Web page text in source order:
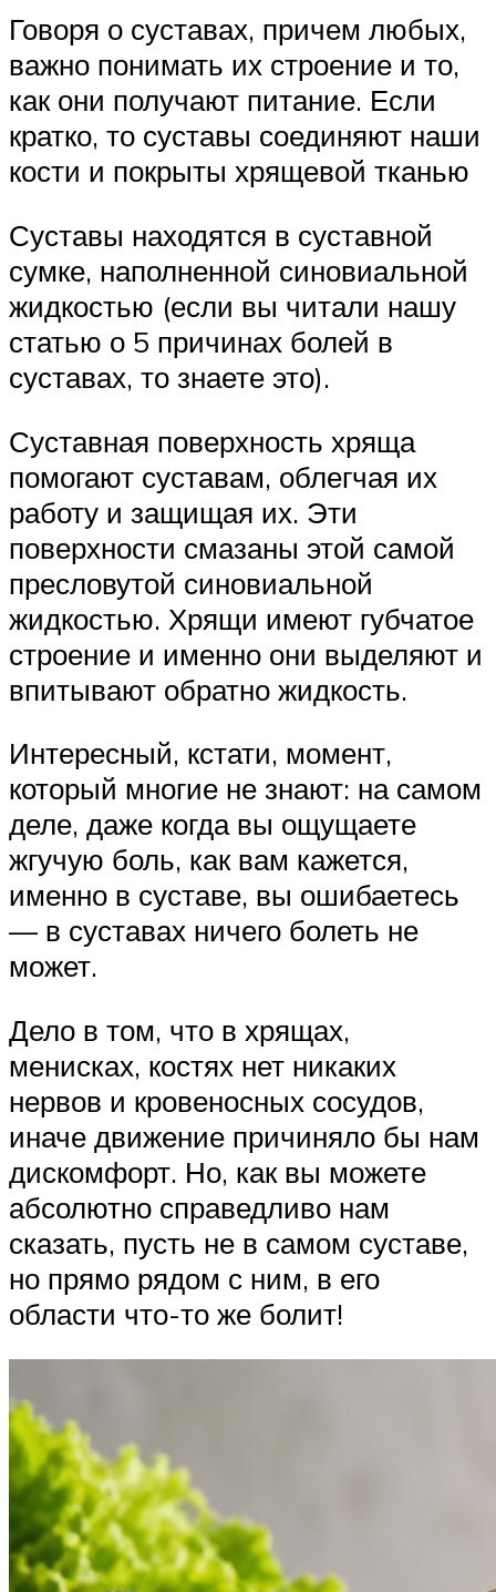
Говоря о суставах, причем любых,
важно понимать их строение и то,
как они получают питание. Если
кратко, то суставы соединяют наши
кости и покрыты хрящевой тканью
Суставы находятся в суставной
сумке, наполненной синовиальной
жидкостью (если вы читали нашу
статью о 5 причинах болей в
суставах, то знаете это).
Суставная поверхность хряща
помогают суставам, облегчая их
работу и защищая их. Эти
поверхности смазаны этой самой
пресловутой синовиальной
жидкостью. Хрящи имеют губчатое
строение и именно они выделяют и
впитывают обратно жидкость.
Интересный, кстати, момент,
который многие не знают: на самом
деле, даже когда вы ощущаете
жгучую боль, как вам кажется,
именно в суставе, вы ошибаетесь
— в суставах ничего болеть не
может.
Дело в том, что в хрящах,
менисках, костях нет никаких
нервов и кровеносных сосудов,
иначе движение причиняло бы нам
дискомфорт. Но, как вы можете
абсолютно справедливо нам
сказать, пусть не в самом суставе,
но прямо рядом с ним, в его
области что-то же болит!